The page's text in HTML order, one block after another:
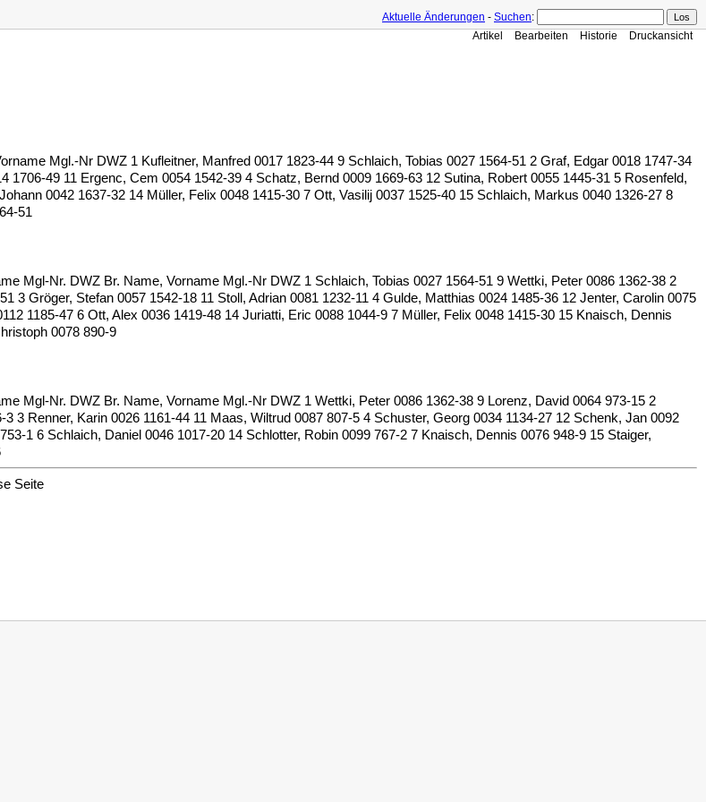
Aktuelle Änderungen - Suchen:
Artikel Bearbeiten Historie Druckansicht
Mgl.-Nr DWZ 1 Kufleitner, Manfred 0017 1823-44 9 Schlaich, Tobias 0027 1564-51 2 Graf, Edgar 0018 1747-34
1706-49 11 Ergenc, Cem 0054 1542-39 4 Schatz, Bernd 0009 1669-63 12 Sutina, Robert 0055 1445-31 5 Rosenfeld,
0042 1637-32 14 Müller, Felix 0048 1415-30 7 Ott, Vasilij 0037 1525-40 15 Schlaich, Markus 0040 1326-27 8
51
Mgl-Nr. DWZ Br. Name, Vorname Mgl.-Nr DWZ 1 Schlaich, Tobias 0027 1564-51 9 Wettki, Peter 0086 1362-38 2
3 Gröger, Stefan 0057 1542-18 11 Stoll, Adrian 0081 1232-11 4 Gulde, Matthias 0024 1485-36 12 Jenter, Carolin 0075
1185-47 6 Ott, Alex 0036 1419-48 14 Juriatti, Eric 0088 1044-9 7 Müller, Felix 0048 1415-30 15 Knaisch, Dennis
0078 890-9
Mgl-Nr. DWZ Br. Name, Vorname Mgl.-Nr DWZ 1 Wettki, Peter 0086 1362-38 9 Lorenz, David 0064 973-15 2
3 Renner, Karin 0026 1161-44 11 Maas, Wiltrud 0087 807-5 4 Schuster, Georg 0034 1134-27 12 Schenk, Jan 0092
1 6 Schlaich, Daniel 0046 1017-20 14 Schlotter, Robin 0099 767-2 7 Knaisch, Dennis 0076 948-9 15 Staiger,
Seite